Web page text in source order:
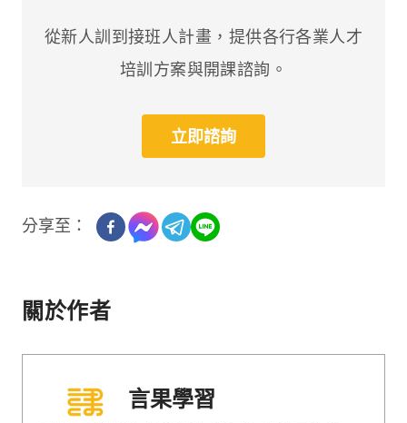
從新人訓到接班人計畫，提供各行各業人才
培訓方案與開課諮詢。
立即諮詢
分享至：
關於作者
言果學習